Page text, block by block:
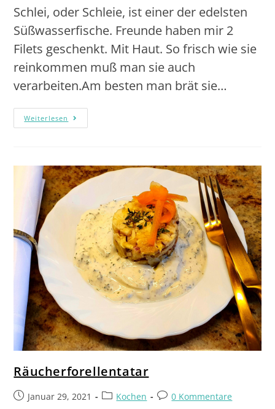
Schlei, oder Schleie, ist einer der edelsten
Süßwasserfische. Freunde haben mir 2
Filets geschenkt. Mit Haut. So frisch wie sie
reinkommen muß man sie auch
verarbeiten.Am besten man brät sie…
Weiterlesen
Räucherforellentatar
Januar 29, 2021 Kochen 0 Kommentare